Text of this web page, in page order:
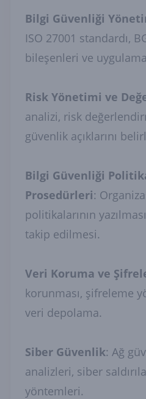
Bilgi Güvenliği
ISO 27001 standardı,
bileşenleri ve
Risk Yönetimi ve
analizi, risk
güvenlik açıklarını
Bilgi Güvenliği
Prosedürleri:
politikalarının
takip edilmesi.
Veri Koruma ve
korunması, şifreleme
veri depolama.
Siber Güvenlik: Ağ
analizleri, siber
yöntemleri.